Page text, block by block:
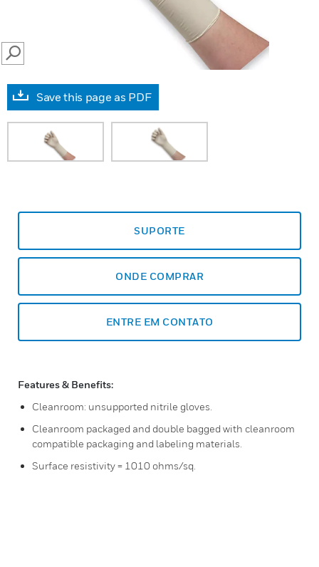
SEARCH
Save this page as PDF
SUPORTE
ONDE COMPRAR
ENTRE EM CONTATO
Features & Benefits:
Cleanroom: unsupported nitrile gloves.
Cleanroom packaged and double bagged with cleanroom
compatible packaging and labeling materials.
Surface resistivity = 1010 ohms/sq.